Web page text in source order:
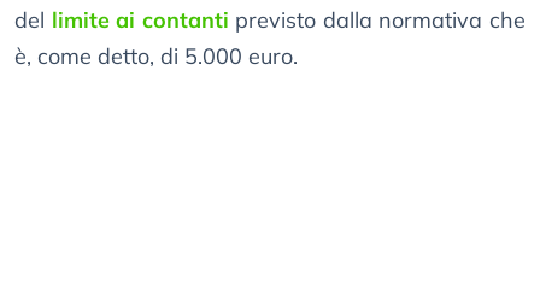
del limite ai contanti previsto dalla normativa che
è, come detto, di 5.000 euro.